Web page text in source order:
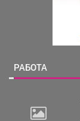
РАБОТА